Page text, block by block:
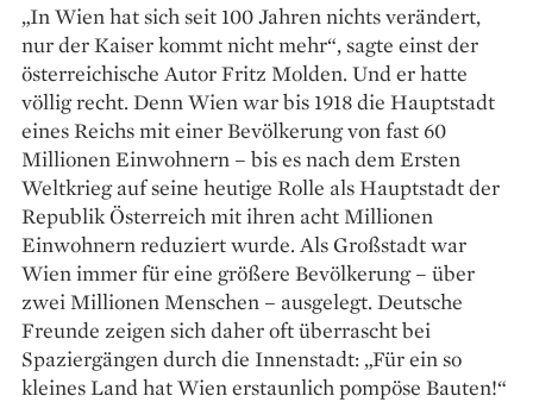
„In Wien hat sich seit 100 Jahren nichts verändert,
nur der Kaiser kommt nicht mehr“, sagte einst der
österreichische Autor Fritz Molden. Und er ­hatte
völlig recht. Denn Wien war bis 1918 die Hauptstadt
eines Reichs mit einer Bevölkerung von fast 60
Millionen Einwohnern – bis es nach dem Ersten
Weltkrieg auf seine heutige Rolle als Hauptstadt der
Republik Österreich mit ihren acht Millionen
Einwohnern reduziert wurde. Als Großstadt war
Wien immer für eine größere Bevölkerung – über
zwei Millionen Menschen – ausgelegt. Deutsche
Freunde zeigen sich daher oft überrascht bei
Spaziergängen durch die Innenstadt: „Für ein so
kleines Land hat Wien erstaunlich pompöse Bauten!“